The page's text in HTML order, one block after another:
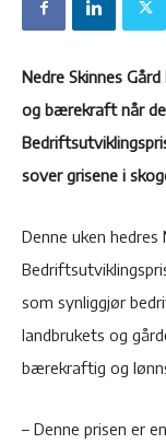
Nedre Skinnes
og bærekraft når
sover grisene i
Denne uken hedres
som synliggjør
landbrukets og
bærekraftig og
– Denne prisen er